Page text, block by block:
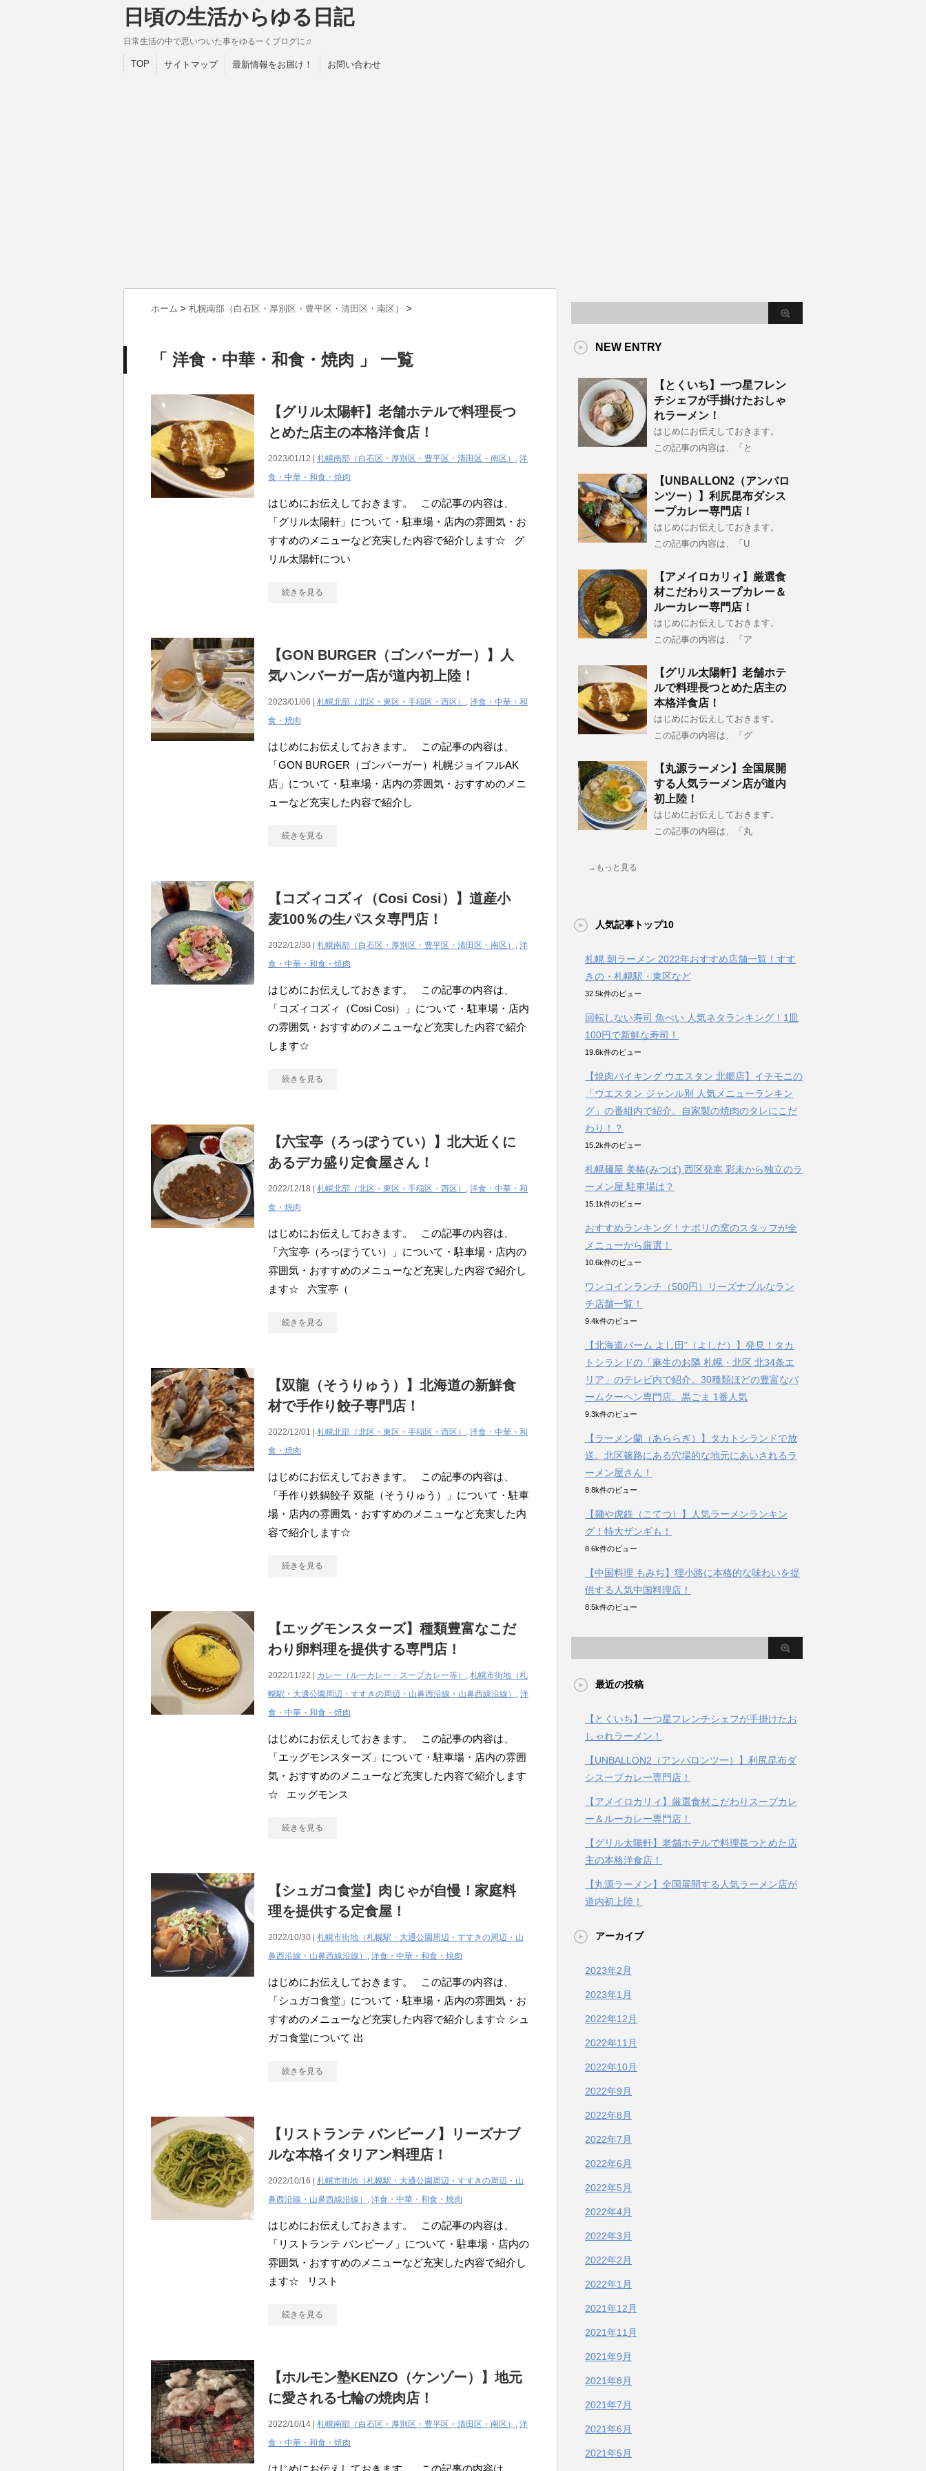
日頃の生活からゆる日記
日常生活の中で思いついた事をゆるーくブログに♫
TOP サイトマップ 最新情報をお届け！ お問い合わせ
ホーム > 札幌南部（白石区・厚別区・豊平区・清田区・南区） >
「 洋食・中華・和食・焼肉 」 一覧
【グリル太陽軒】老舗ホテルで料理長つ
とめた店主の本格洋食店！
2023/01/12 | 札幌南部（白石区・厚別区・豊平区・清田区・南区） , 洋
食・中華・和食・焼肉
はじめにお伝えしておきます。 この記事の内容は、
「グリル太陽軒」について・駐車場・店内の雰囲気・お
すすめのメニューなど充実した内容で紹介します☆ グ
リル太陽軒につい
続きを見る
【GON BURGER（ゴンバーガー）】人
気ハンバーガー店が道内初上陸！
2023/01/06 | 札幌北部（北区・東区・手稲区・西区） , 洋食・中華・和
食・焼肉
はじめにお伝えしておきます。 この記事の内容は、
「GON BURGER（ゴンバーガー）札幌ジョイフルAK
店」について・駐車場・店内の雰囲気・おすすめのメニ
ューなど充実した内容で紹介し
続きを見る
【コズィコズィ（Cosi Cosi）】道産小
麦100％の生パスタ専門店！
2022/12/30 | 札幌南部（白石区・厚別区・豊平区・清田区・南区） , 洋
食・中華・和食・焼肉
はじめにお伝えしておきます。 この記事の内容は、
「コズィコズィ（Cosi Cosi）」について・駐車場・店内
の雰囲気・おすすめのメニューなど充実した内容で紹介
します☆
続きを見る
【六宝亭（ろっぽうてい）】北大近くに
あるデカ盛り定食屋さん！
2022/12/18 | 札幌北部（北区・東区・手稲区・西区） , 洋食・中華・和
食・焼肉
はじめにお伝えしておきます。 この記事の内容は、
「六宝亭（ろっぽうてい）」について・駐車場・店内の
雰囲気・おすすめのメニューなど充実した内容で紹介し
ます☆ 六宝亭（
続きを見る
【双龍（そうりゅう）】北海道の新鮮食
材で手作り餃子専門店！
2022/12/01 | 札幌北部（北区・東区・手稲区・西区） , 洋食・中華・和
食・焼肉
はじめにお伝えしておきます。 この記事の内容は、
「手作り鉄鍋餃子 双龍（そうりゅう）」について・駐車
場・店内の雰囲気・おすすめのメニューなど充実した内
容で紹介します☆
続きを見る
【エッグモンスターズ】種類豊富なこだ
わり卵料理を提供する専門店！
2022/11/22 | カレー（ルーカレー・スープカレー等） , 札幌市街地（札
幌駅・大通公園周辺・すすきの周辺・山鼻西沿線・山鼻西線沿線） , 洋
食・中華・和食・焼肉
はじめにお伝えしておきます。 この記事の内容は、
「エッグモンスターズ」について・駐車場・店内の雰囲
気・おすすめのメニューなど充実した内容で紹介します
☆ エッグモンス
続きを見る
【シュガコ食堂】肉じゃが自慢！家庭料
理を提供する定食屋！
2022/10/30 | 札幌市街地（札幌駅・大通公園周辺・すすきの周辺・山
鼻西沿線・山鼻西線沿線） , 洋食・中華・和食・焼肉
はじめにお伝えしておきます。 この記事の内容は、
「シュガコ食堂」について・駐車場・店内の雰囲気・お
すすめのメニューなど充実した内容で紹介します☆ シュ
ガコ食堂について 出
続きを見る
【リストランテ バンビーノ】リーズナブ
ルな本格イタリアン料理店！
2022/10/16 | 札幌市街地（札幌駅・大通公園周辺・すすきの周辺・山
鼻西沿線・山鼻西線沿線） , 洋食・中華・和食・焼肉
はじめにお伝えしておきます。 この記事の内容は、
「リストランテ バンビーノ」について・駐車場・店内の
雰囲気・おすすめのメニューなど充実した内容で紹介し
ます☆ リスト
続きを見る
【ホルモン塾KENZO（ケンゾー）】地元
に愛される七輪の焼肉店！
2022/10/14 | 札幌南部（白石区・厚別区・豊平区・清田区・南区） , 洋
食・中華・和食・焼肉
はじめにお伝えしておきます。 この記事の内容は、
NEW ENTRY
【とくいち】一つ星フレン
チシェフが手掛けたおしゃ
れラーメン！
はじめにお伝えしておきます。
この記事の内容は、「と
【UNBALLON2（アンバロ
ンツー）】利尻昆布ダシス
ープカレー専門店！
はじめにお伝えしておきます。
この記事の内容は、「U
【アメイロカリィ】厳選食
材こだわりスープカレー＆
ルーカレー専門店！
はじめにお伝えしておきます。
この記事の内容は、「ア
【グリル太陽軒】老舗ホテ
ルで料理長つとめた店主の
本格洋食店！
はじめにお伝えしておきます。
この記事の内容は、「グ
【丸源ラーメン】全国展開
する人気ラーメン店が道内
初上陸！
はじめにお伝えしておきます。
この記事の内容は、「丸
→もっと見る
人気記事トップ10
札幌 朝ラーメン 2022年おすすめ店舗一覧！すす
きの・札幌駅・東区など
32.5k件のビュー
回転しない寿司 魚べい 人気ネタランキング！1皿
100円で新鮮な寿司！
19.6k件のビュー
【焼肉バイキング ウエスタン 北郷店】イチモニの
「ウエスタン ジャンル別 人気メニューランキン
グ」の番組内で紹介。自家製の焼肉のタレにこだ
わり！？
15.2k件のビュー
札幌麺屋 美椿(みつば) 西区発寒 彩未から独立のラ
ーメン屋 駐車場は？
15.1k件のビュー
おすすめランキング！ナポリの窯のスタッフが全
メニューから厳選！
10.6k件のビュー
ワンコインランチ（500円）リーズナブルなラン
チ店舗一覧！
9.4k件のビュー
【北海道バーム よし田”（よしだ）】発見！タカ
トシランドの「麻生のお隣 札幌・北区 北34条エ
リア」のテレビ内で紹介。30種類ほどの豊富なバ
ームクーヘン専門店。黒ごま 1番人気
9.3k件のビュー
【ラーメン蘭（あららぎ）】タカトシランドで放
送。北区篠路にある穴場的な地元にあいされるラ
ーメン屋さん！
8.8k件のビュー
【麺や虎鉄（こてつ）】人気ラーメンランキン
グ！特大ザンギも！
8.6k件のビュー
【中国料理 もみぢ】狸小路に本格的な味わいを提
供する人気中国料理店！
8.5k件のビュー
最近の投稿
【とくいち】一つ星フレンチシェフが手掛けたお
しゃれラーメン！
【UNBALLON2（アンバロンツー）】利尻昆布ダ
シスープカレー専門店！
【アメイロカリィ】厳選食材こだわりスープカレ
ー＆ルーカレー専門店！
【グリル太陽軒】老舗ホテルで料理長つとめた店
主の本格洋食店！
【丸源ラーメン】全国展開する人気ラーメン店が
道内初上陸！
アーカイブ
2023年2月
2023年1月
2022年12月
2022年11月
2022年10月
2022年9月
2022年8月
2022年7月
2022年6月
2022年5月
2022年4月
2022年3月
2022年2月
2022年1月
2021年12月
2021年11月
2021年9月
2021年8月
2021年7月
2021年6月
2021年5月